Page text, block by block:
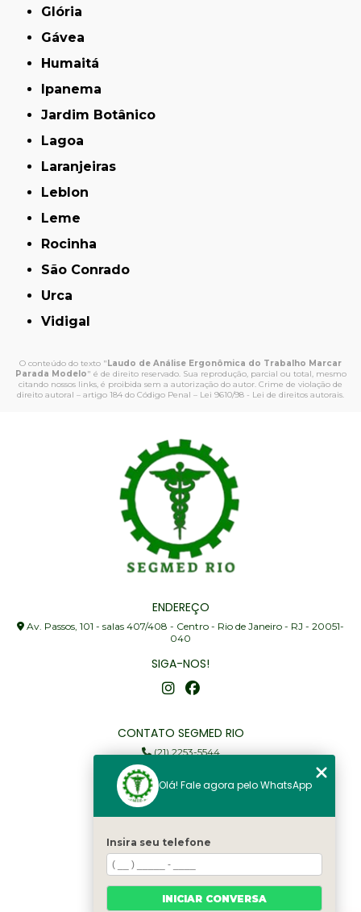
Glória
Gávea
Humaitá
Ipanema
Jardim Botânico
Lagoa
Laranjeiras
Leblon
Leme
Rocinha
São Conrado
Urca
Vidigal
O conteúdo do texto "Laudo de Análise Ergonômica do Trabalho Marcar
Parada Modelo" é de direito reservado. Sua reprodução, parcial ou total, mesmo
citando nossos links, é proibida sem a autorização do autor. Crime de violação de
direito autoral – artigo 184 do Código Penal – Lei 9610/98 - Lei de direitos autorais.
ENDEREÇO
Av. Passos, 101 - salas 407/408 - Centro - Rio de Janeiro - RJ - 20051-
040
SIGA-NOS!
CONTATO SEGMED RIO
(21) 2253-5544
(21) 97905-3352
segmed@segmedrio.com.br
Home
Institucional
Serviços
Olá! Fale agora pelo WhatsApp
Insira seu telefone
INICIAR CONVERSA